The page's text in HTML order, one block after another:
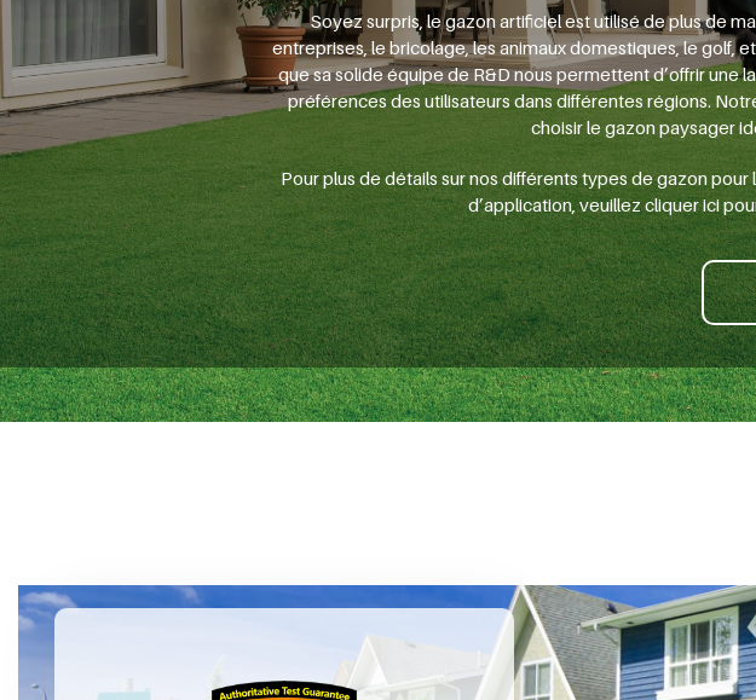
Soyez surpris, le gazon artificiel est utilisé de plus de
entreprises, le bricolage, les animaux domestiques, le golf,
que sa solide équipe de R&D nous permettent d’offrir
préférences des utilisateurs dans différentes régions.
choisir le gazon paysager
Pour plus de détails sur nos différents types de gazon
d’application, veuillez cliquer ici